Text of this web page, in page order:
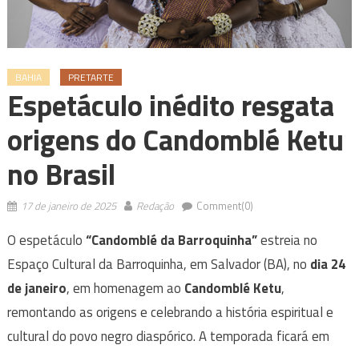
BAHIA PRETARTE
Espetáculo inédito resgata
origens do Candomblé Ketu
no Brasil
17 de janeiro de 2025 Redação Comment(0)
O espetáculo“Candomblé da Barroquinha”estreia no
Espaço Cultural da Barroquinha, em Salvador (BA), no dia 24
de janeiro, em homenagem ao Candomblé Ketu,
remontando as origens e celebrando a história espiritual e
cultural do povo negro diaspórico. A temporada ficará em